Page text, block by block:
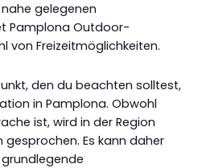
gelegenen
Pamplona Outdoor-
von Freizeitmöglichkeiten.
den du beachten solltest,
in Pamplona. Obwohl
ist, wird in der Region
gesprochen. Es kann daher